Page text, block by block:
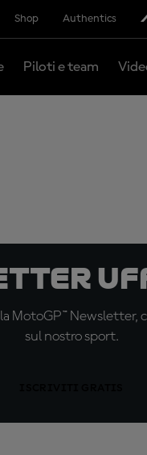
Shop Authentics
Piloti e team
MotoGP™
sul nostro sport.